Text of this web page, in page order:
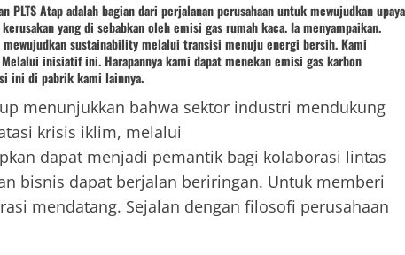
PLTS Atap adalah bagian dari perjalanan perusahaan untuk mewujudkan upaya
yang di sebabkan oleh emisi gas rumah kaca. Ia menyampaikan.
mewujudkan sustainability melalui transisi menuju energi bersih. Kami
inisiatif ini. Harapannya kami dapat menekan emisi gas karbon
ini di pabrik kami lainnya.
menunjukkan bahwa sektor industri mendukung
krisis iklim, melalui
dapat menjadi pemantik bagi kolaborasi lintas
bisnis dapat berjalan beriringan. Untuk memberi
mendatang. Sejalan dengan filosofi perusahaan